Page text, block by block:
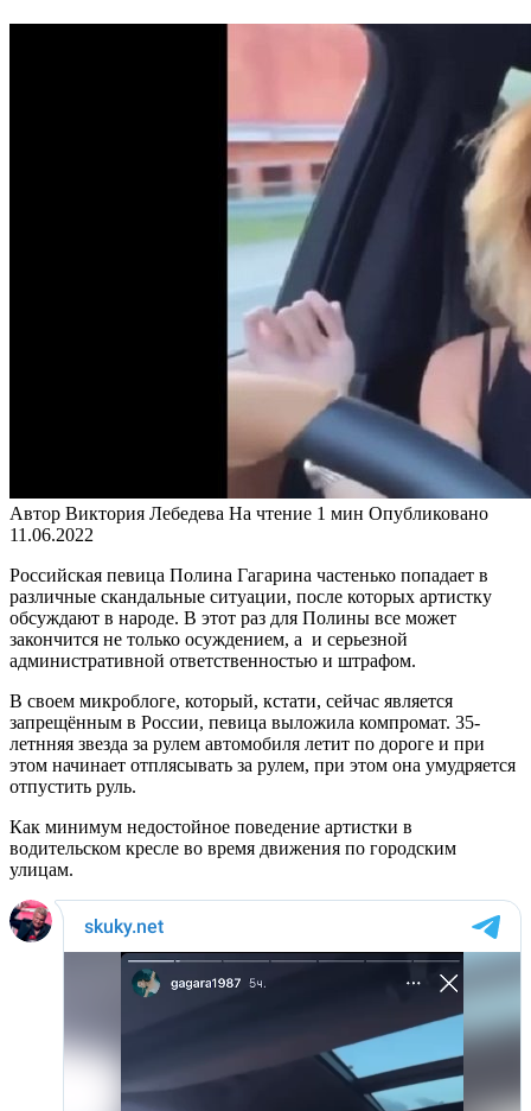
Автор Виктория Лебедева На чтение 1 мин Опубликовано
11.06.2022
Российская певица Полина Гагарина частенько попадает в
различные скандальные ситуации, после которых артистку
обсуждают в народе. В этот раз для Полины все может
закончится не только осуждением, а и серьезной
административной ответственностью и штрафом.
В своем микроблоге, который, кстати, сейчас является
запрещённым в России, певица выложила компромат. 35-
летнняя звезда за рулем автомобиля летит по дороге и при
этом начинает отплясывать за рулем, при этом она умудряется
отпустить руль.
Как минимум недостойное поведение артистки в
водительском кресле во время движения по городским
улицам.